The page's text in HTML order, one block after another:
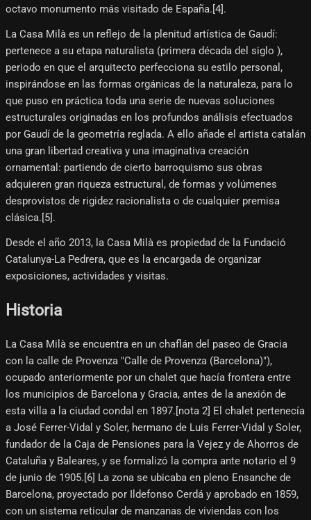
octavo monumento más visitado de España.[4]​.
La Casa Milà es un reflejo de la plenitud artística de Gaudí:
pertenece a su etapa naturalista (primera década del siglo ),
periodo en que el arquitecto perfecciona su estilo personal,
inspirándose en las formas orgánicas de la naturaleza, para lo
que puso en práctica toda una serie de nuevas soluciones
estructurales originadas en los profundos análisis efectuados
por Gaudí de la geometría reglada. A ello añade el artista catalán
una gran libertad creativa y una imaginativa creación
ornamental: partiendo de cierto barroquismo sus obras
adquieren gran riqueza estructural, de formas y volúmenes
desprovistos de rigidez racionalista o de cualquier premisa
clásica.[5]​.
Desde el año 2013, la Casa Milà es propiedad de la Fundació
Catalunya-La Pedrera, que es la encargada de organizar
exposiciones, actividades y visitas.
Historia
La Casa Milà se encuentra en un chaflán del paseo de Gracia
con la calle de Provenza "Calle de Provenza (Barcelona)"),
ocupado anteriormente por un chalet que hacía frontera entre
los municipios de Barcelona y Gracia, antes de la anexión de
esta villa a la ciudad condal en 1897.[nota 2]​ El chalet pertenecía
a José Ferrer-Vidal y Soler, hermano de Luis Ferrer-Vidal y Soler,
fundador de la Caja de Pensiones para la Vejez y de Ahorros de
Cataluña y Baleares, y se formalizó la compra ante notario el 9
de junio de 1905.[6]​ La zona se ubicaba en pleno Ensanche de
Barcelona, proyectado por Ildefonso Cerdá y aprobado en 1859,
con un sistema reticular de manzanas de viviendas con los